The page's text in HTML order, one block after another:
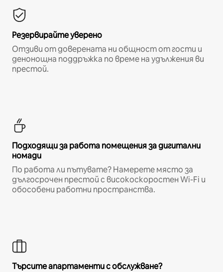
Резервирайте уверено
Отзиви от доверената ни общност от гости и
денонощна поддръжка по време на удължения ви
престой.
Подходящи за работа помещения за дигитални
номади
По работа ли пътувате? Намерете място за
дългосрочен престой с високоскоростен Wi-Fi и
обособени работни пространства.
Търсите апартаменти с обслужване?